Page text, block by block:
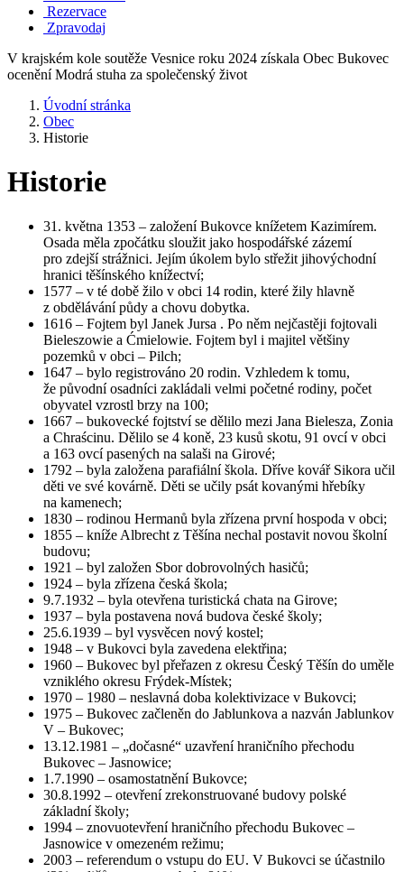
Rezervace
Zpravodaj
V krajském kole soutěže Vesnice roku 2024 získala Obec Bukovec
ocenění Modrá stuha za společenský život
Úvodní stránka
Obec
Historie
Historie
31. května 1353 – založení Bukovce knížetem Kazimírem.
Osada měla zpočátku sloužit jako hospodářské zázemí
pro zdejší strážnici. Jejím úkolem bylo střežit jihovýchodní
hranici těšínského knížectví;
1577 – v té době žilo v obci 14 rodin, které žily hlavně
z obdělávání půdy a chovu dobytka.
1616 – Fojtem byl Janek Jursa . Po něm nejčastěji fojtovali
Bieleszowie a Ćmielowie. Fojtem byl i majitel většiny
pozemků v obci – Pilch;
1647 – bylo registrováno 20 rodin. Vzhledem k tomu,
že původní osadníci zakládali velmi početné rodiny, počet
obyvatel vzrostl brzy na 100;
1667 – bukovecké fojtství se dělilo mezi Jana Bielesza, Zonia
a Chraścinu. Dělilo se 4 koně, 23 kusů skotu, 91 ovcí v obci
a 163 ovcí pasených na salaši na Girové;
1792 – byla založena parafiální škola. Dříve kovář Sikora učil
děti ve své kovárně. Děti se učily psát kovanými hřebíky
na kamenech;
1830 – rodinou Hermanů byla zřízena první hospoda v obci;
1855 – kníže Albrecht z Těšína nechal postavit novou školní
budovu;
1921 – byl založen Sbor dobrovolných hasičů;
1924 – byla zřízena česká škola;
9.7.1932 – byla otevřena turistická chata na Girove;
1937 – byla postavena nová budova české školy;
25.6.1939 – byl vysvěcen nový kostel;
1948 – v Bukovci byla zavedena elektřina;
1960 – Bukovec byl přeřazen z okresu Český Těšín do uměle
vzniklého okresu Frýdek-Místek;
1970 – 1980 – neslavná doba kolektivizace v Bukovci;
1975 – Bukovec začleněn do Jablunkova a nazván Jablunkov
V – Bukovec;
13.12.1981 – „dočasné“ uzavření hraničního přechodu
Bukovec – Jasnowice;
1.7.1990 – osamostatnění Bukovce;
30.8.1992 – otevření zrekonstruované budovy polské
základní školy;
1994 – znovuotevření hraničního přechodu Bukovec –
Jasnowice v omezeném režimu;
2003 – referendum o vstupu do EU. V Bukovci se účastnilo